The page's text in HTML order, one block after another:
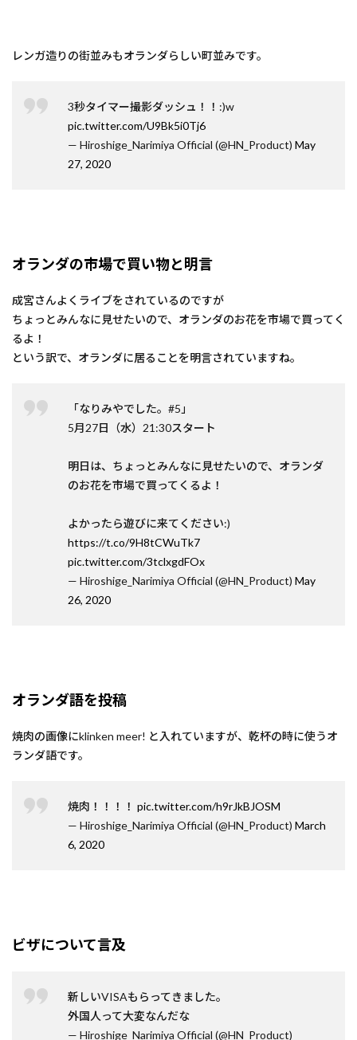
レンガ造りの街並みもオランダらしい町並みです。
3秒タイマー撮影ダッシュ！！:)w
pic.twitter.com/U9Bk5i0Tj6
— Hiroshige_Narimiya Official (@HN_Product) May
27, 2020
オランダの市場で買い物と明言
成宮さんよくライブをされているのですが
ちょっとみんなに見せたいので、オランダのお花を市場で買ってく
るよ！
という訳で、オランダに居ることを明言されていますね。
「なりみやでした。#5」
​5月27日（水）21:30スタート
明日は、ちょっとみんなに見せたいので、オランダ
のお花を市場で買ってくるよ！
よかったら遊びに来てください:)
https://t.co/9H8tCWuTk7
pic.twitter.com/3tclxgdFOx
— Hiroshige_Narimiya Official (@HN_Product) May
26, 2020
オランダ語を投稿
焼肉の画像にklinken meer! と入れていますが、乾杯の時に使うオ
ランダ語です。
焼肉！！！！ pic.twitter.com/h9rJkBJOSM
— Hiroshige_Narimiya Official (@HN_Product) March
6, 2020
ビザについて言及
新しいVISAもらってきました。
外国人って大変なんだな
— Hiroshige_Narimiya Official (@HN_Product)